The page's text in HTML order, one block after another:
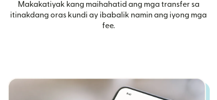
Makakatiyak kang maihahatid ang mga transfer sa
itinakdang oras kundi ay ibabalik namin ang iyong mga
fee.